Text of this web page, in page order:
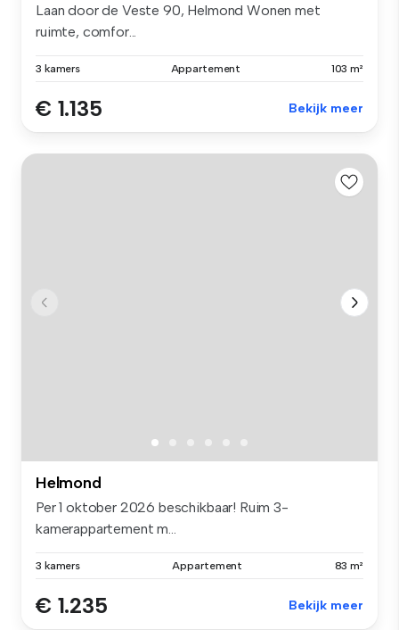
Laan door de Veste 90, Helmond Wonen met
ruimte, comfor...
3 kamers Appartement 103 m²
€ 1.135 Bekijk meer
Helmond
Per 1 oktober 2026 beschikbaar! Ruim 3-
kamerappartement m...
3 kamers Appartement 83 m²
€ 1.235 Bekijk meer